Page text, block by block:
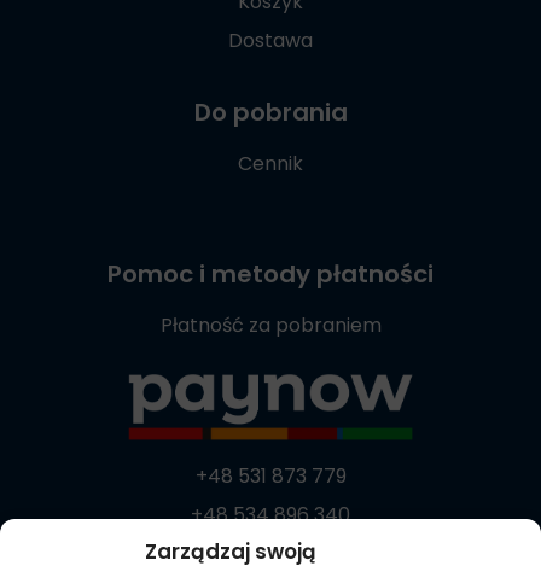
Zarządzaj swoją
Dostawa
Do pobrania
Cennik
Pomoc i metody płatności
Płatność za pobraniem
+48 531 873 779
+48 534 896 340
+48 537 869 373